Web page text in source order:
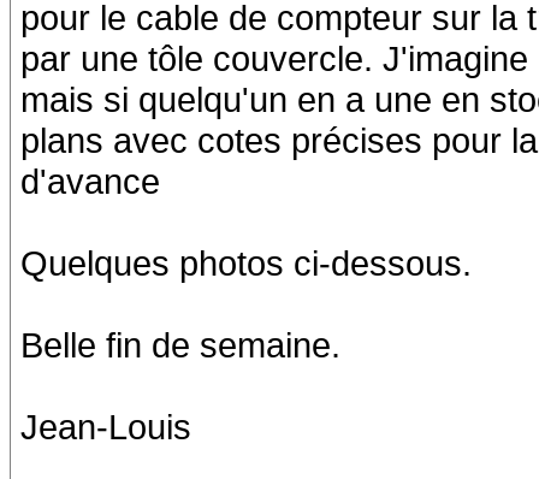
pour le cable de compteur sur la
par une tôle couvercle.
mais si quelqu'un en a une en
plans avec cotes précises pour
d'avance
Quelques photos ci-dessous.
Belle fin de semaine.
Jean-Louis